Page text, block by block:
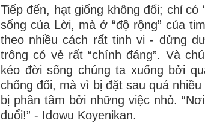
Tiếp đến, hạt giống không đổi; chỉ
sống của Lời, mà ở “độ rộng” của
theo nhiều cách rất tinh vi - dửng
trông có vẻ rất “chính đáng”. Và
kéo đời sống chúng ta xuống bởi
chống đối, mà vì bị đặt sau quá
bị phân tâm bởi những việc nhỏ.
đuổi!” - Idowu Koyenikan.